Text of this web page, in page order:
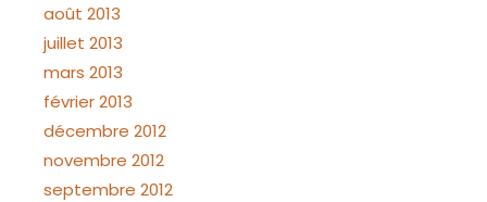
août 2013
juillet 2013
mars 2013
février 2013
décembre 2012
novembre 2012
septembre 2012